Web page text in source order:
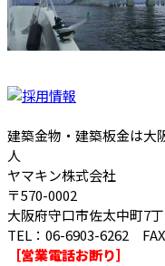
建築金物・建築板金は大
人
ヤマキン株式会社
〒570-0002
大阪府守口市佐太中町7
TEL：06-6903-6262
［営業電話お断り］